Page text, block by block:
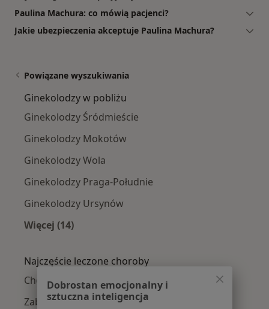
Paulina Machura: co mówią pacjenci?
Jakie ubezpieczenia akceptuje Paulina Machura?
Powiązane wyszukiwania
Ginekolodzy w pobliżu
Ginekolodzy Śródmieście
Ginekolodzy Mokotów
Ginekolodzy Wola
Ginekolodzy Praga-Południe
Ginekolodzy Ursynów
Więcej (14)
Najczęście leczone choroby
Choroby ginekologiczne w Warszawie
Zaburzenia miesiączkowania w Warszawie
Dobrostan emocjonalny i
sztuczna inteligencja